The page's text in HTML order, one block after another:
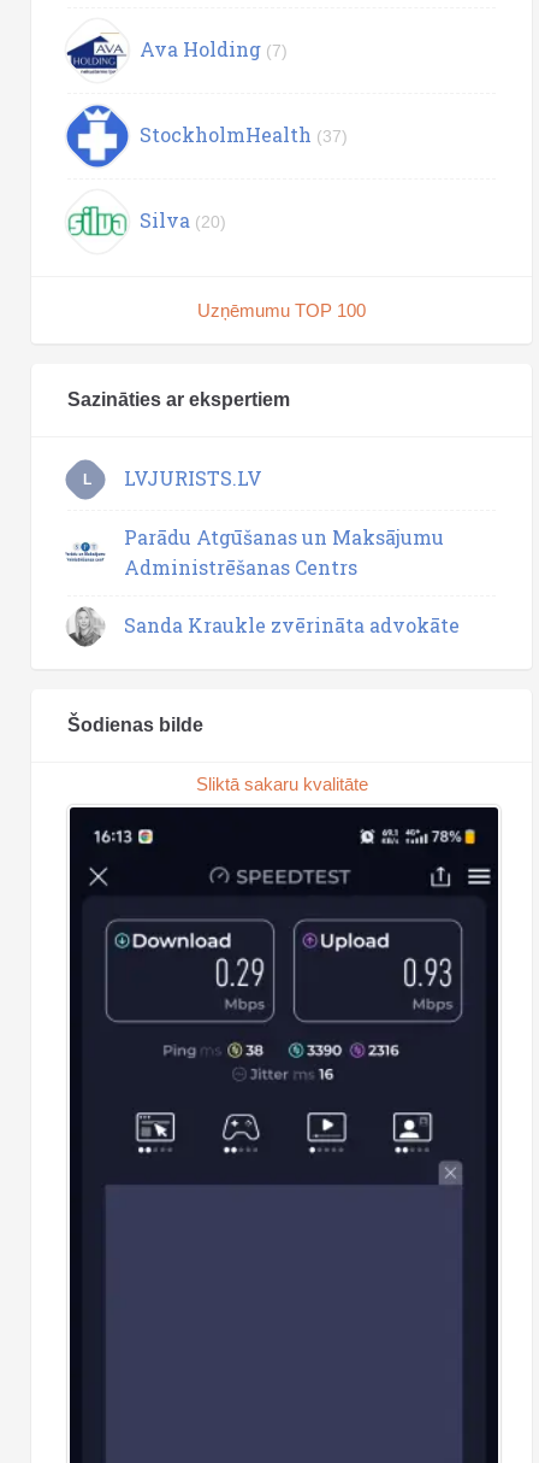
Ava Holding (7)
StockholmHealth (37)
Silva (20)
Uzņēmumu TOP 100
Sazināties ar ekspertiem
L LVJURISTS.LV
Parādu Atgūšanas un Maksājumu
Administrēšanas Centrs
Sanda Kraukle zvērināta advokāte
Šodienas bilde
Sliktā sakaru kvalitāte